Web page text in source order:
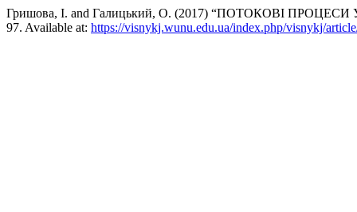
Гришова, І. and Галицький, О. (2017) “ПОТОКОВІ
97. Available at: https://visnykj.wunu.edu.ua/index.php/visnykj/